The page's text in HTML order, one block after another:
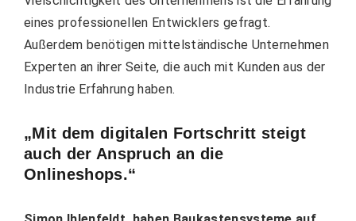
eines professionellen Entwicklers gefragt.
Außerdem benötigen mittelständische Unternehmen
Experten an ihrer Seite, die auch mit Kunden aus der
Industrie Erfahrung haben.
„Mit dem digitalen Fortschritt steigt
auch der Anspruch an die
Onlineshops.“